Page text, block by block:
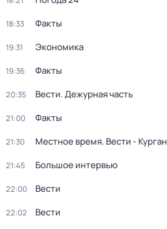
18:33 Факты
19:31 Экономика
19:36 Факты
20:35 Вести. Дежурная часть
21:00 Факты
21:30 Местное время. Вести - Курган
21:45 Большое интервью
22:00 Вести
22:02 Вести